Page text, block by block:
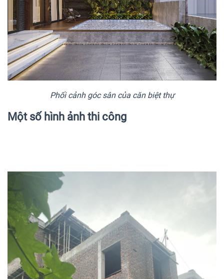
Phối cảnh góc sân của căn biệt thự
Một số hình ảnh thi công